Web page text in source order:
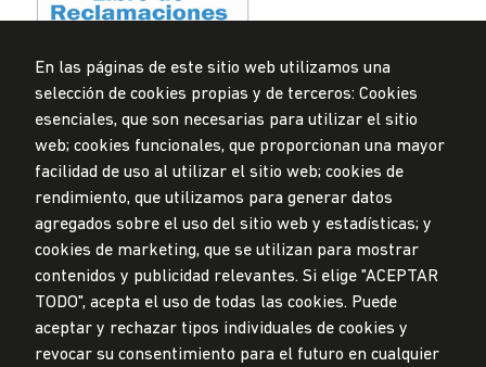
Privacidad de datos personales
Mesa de partes
Todos los derechos reservados
Diseñado por
LA UNIVERSIDAD DE LIMA ES MIEMBRO DE
En las páginas de este sitio web utilizamos una
selección de cookies propias y de terceros: Cookies
esenciales, que son necesarias para utilizar el sitio
web; cookies funcionales, que proporcionan una mayor
facilidad de uso al utilizar el sitio web; cookies de
rendimiento, que utilizamos para generar datos
agregados sobre el uso del sitio web y estadísticas; y
cookies de marketing, que se utilizan para mostrar
contenidos y publicidad relevantes. Si elige "ACEPTAR
TODO", acepta el uso de todas las cookies. Puede
aceptar y rechazar tipos individuales de cookies y
revocar su consentimiento para el futuro en cualquier